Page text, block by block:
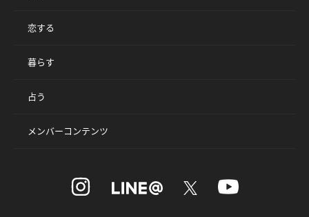
恋する
暮らす
占う
メンバーコンテンツ